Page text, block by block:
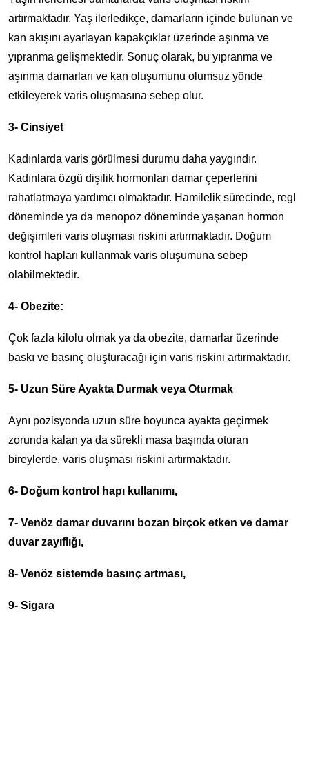
artırmaktadır. Yaş ilerledikçe, damarların içinde bulunan ve
kan akışını ayarlayan kapakçıklar üzerinde aşınma ve
yıpranma gelişmektedir. Sonuç olarak, bu yıpranma ve
aşınma damarları ve kan oluşumunu olumsuz yönde
etkileyerek varis oluşmasına sebep olur.
3- Cinsiyet
Kadınlarda varis görülmesi durumu daha yaygındır.
Kadınlara özgü dişilik hormonları damar çeperlerini
rahatlatmaya yardımcı olmaktadır. Hamilelik sürecinde, regl
döneminde ya da menopoz döneminde yaşanan hormon
değişimleri varis oluşması riskini artırmaktadır. Doğum
kontrol hapları kullanmak varis oluşumuna sebep
olabilmektedir.
4- Obezite:
Çok fazla kilolu olmak ya da obezite, damarlar üzerinde
baskı ve basınç oluşturacağı için varis riskini artırmaktadır.
5- Uzun Süre Ayakta Durmak veya Oturmak
Aynı pozisyonda uzun süre boyunca ayakta geçirmek
zorunda kalan ya da sürekli masa başında oturan
bireylerde, varis oluşması riskini artırmaktadır.
6- Doğum kontrol hapı kullanımı,
7- Venöz damar duvarını bozan birçok etken ve damar
duvar zayıflığı,
8- Venöz sistemde basınç artması,
9- Sigara